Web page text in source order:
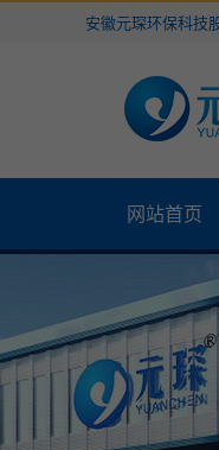
安徽元琛环保科技
网站首页